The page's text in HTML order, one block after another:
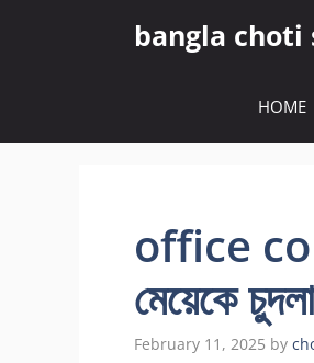
bangla choti
HOME
office
মেয়েকে
February 11, 2025 by